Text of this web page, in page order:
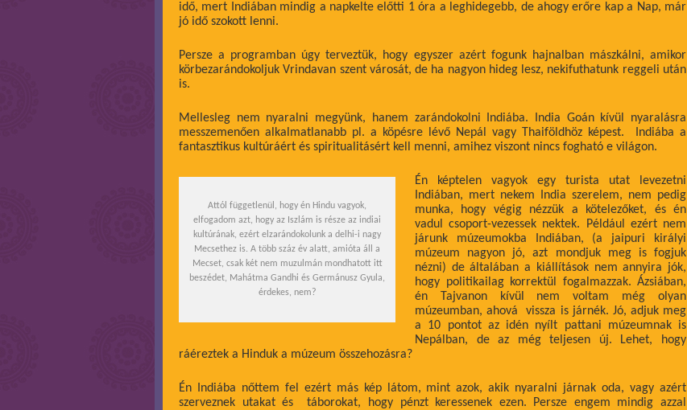
idő, mert Indiában mindig a napkelte előtti 1 óra a leghidegebb, de ahogy erőre kap a Nap, már
jó idő szokott lenni.
Persze a programban úgy terveztük, hogy egyszer azért fogunk hajnalban mászkálni, amikor
körbezarándokoljuk Vrindavan szent városát, de ha nagyon hideg lesz, nekifuthatunk reggeli után
is.
Mellesleg nem nyaralni megyünk, hanem zarándokolni Indiába. India Goán kívül nyaralásra
messzemenően alkalmatlanabb pl. a köpésre lévő Nepál vagy Thaiföldhöz képest. Indiába a
fantasztikus kultúráért és spiritualitásért kell menni, amihez viszont nincs fogható e világon.
Attól függetlenül, hogy én Hindu vagyok,
elfogadom azt, hogy az Iszlám is része az indiai
kultúrának, ezért elzarándokolunk a delhi-i nagy
Mecsethez is. A több száz év alatt, amióta áll a
Mecset, csak két nem muzulmán mondhatott itt
beszédet, Mahátma Gandhi és Germánusz Gyula,
érdekes, nem?
Én képtelen vagyok egy turista utat levezetni
Indiában, mert nekem India szerelem, nem pedig
munka, hogy végig nézzük a kötelezőket, és én
vadul csoport-vezessek nektek. Például ezért nem
járunk múzeumokba Indiában, (a jaipuri királyi
múzeum nagyon jó, azt mondjuk meg is fogjuk
nézni) de általában a kiállítások nem annyira jók,
hogy politikailag korrektül fogalmazzak. Ázsiában,
én Tajvanon kívül nem voltam még olyan
múzeumban, ahová vissza is járnék. Jó, adjuk meg
a 10 pontot az idén nyílt pattani múzeumnak is
Nepálban, de az még teljesen új. Lehet, hogy
ráéreztek a Hinduk a múzeum összehozásra?
Én Indiába nőttem fel ezért más kép látom, mint azok, akik nyaralni járnak oda, vagy azért
szerveznek utakat és táborokat, hogy pénzt keressenek ezen. Persze engem mindig azzal